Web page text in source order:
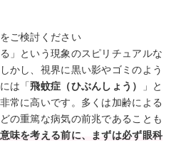
ご検討ください
」という現象のスピリチュアルな
かし、視界に黒い影やゴミのよう
は「飛蚊症（ひぶんしょう）
」と
常に高いです。多くは加齢による
の重篤な病気の前兆であることも
味を考える前に、まずは必ず眼科